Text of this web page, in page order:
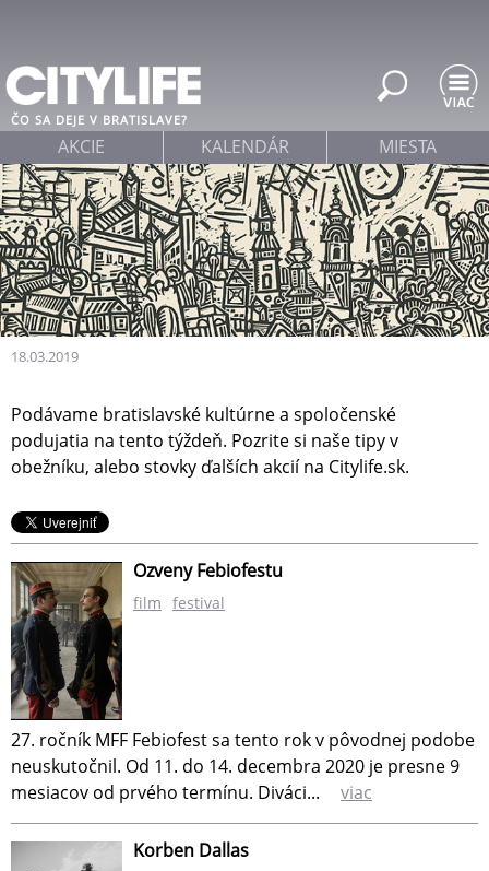
18.03.2019
ČO SA DEJE V BRATISLAVE?
Podávame bratislavské kultúrne a spoločenské
podujatia na tento týždeň. Pozrite si naše tipy v
obežníku, alebo stovky ďalších akcií na Citylife.sk.
Ozveny Febiofestu
film festival
27. ročník MFF Febiofest sa tento rok v pôvodnej podobe
neuskutočnil. Od 11. do 14. decembra 2020 je presne 9
mesiacov od prvého termínu. Diváci...
viac
Korben Dallas
AKCIE KALENDÁR MIESTA